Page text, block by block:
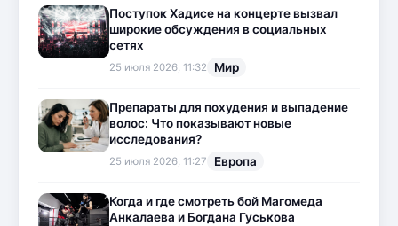
Поступок Хадисе на концерте вызвал
широкие обсуждения в социальных
сетях
25 июля 2026, 11:32 Мир
Препараты для похудения и выпадение
волос: Что показывают новые
исследования?
25 июля 2026, 11:27 Европа
Когда и где смотреть бой Магомеда
Анкалаева и Богдана Гуськова